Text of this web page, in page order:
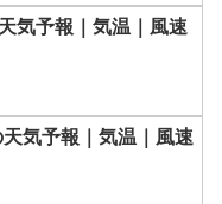
気予報｜気温｜風速
気予報｜気温｜風速